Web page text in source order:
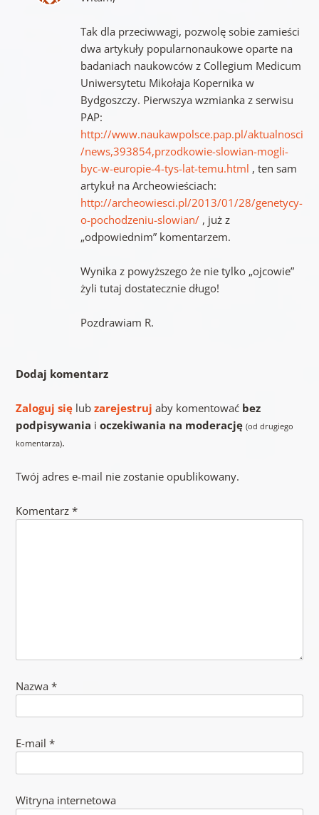
Tak dla przeciwwagi, pozwolę sobie zamieści
dwa artykuły popularnonaukowe oparte na
badaniach naukowców z Collegium Medicum
Uniwersytetu Mikołaja Kopernika w
Bydgoszczy. Pierwszya wzmianka z serwisu
PAP:
http://www.naukawpolsce.pap.pl/aktualnosci
/news,393854,przodkowie-slowian-mogli-
byc-w-europie-4-tys-lat-temu.html , ten sam
artykuł na Archeowieściach:
http://archeowiesci.pl/2013/01/28/genetycy-
o-pochodzeniu-slowian/, już z
„odpowiednim” komentarzem.
Wynika z powyższego że nie tylko „ojcowie”
żyli tutaj dostatecznie długo!
Pozdrawiam R.
Dodaj komentarz
Zaloguj sięlub zarejestruj aby komentować bez
podpisywania i oczekiwania na moderację (od drugiego
komentarza).
Twój adres e-mail nie zostanie opublikowany.
Komentarz *
Nazwa *
E-mail *
Witryna internetowa